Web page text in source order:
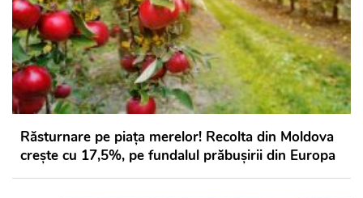
Răsturnare pe piața merelor! Recolta din Moldova
crește cu 17,5%, pe fundalul prăbușirii din Europa